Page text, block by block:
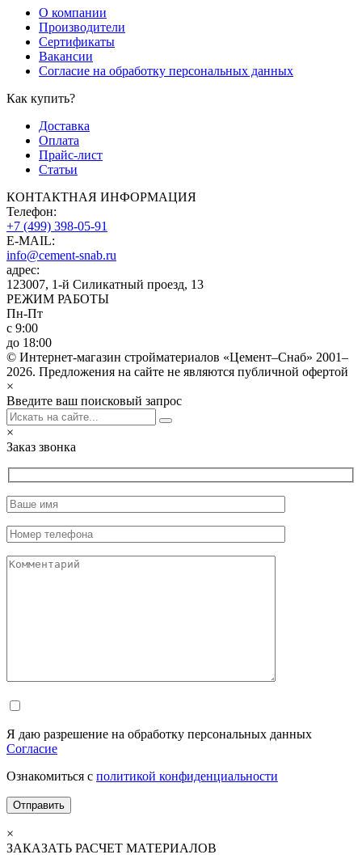
О компании
Производители
Сертификаты
Вакансии
Согласие на обработку персональных данных
Как купить?
Доставка
Оплата
Прайс-лист
Статьи
КОНТАКТНАЯ ИНФОРМАЦИЯ
Телефон:
+7 (499) 398-05-91
E-MAIL:
info@cement-snab.ru
адрес:
123007, 1-й Силикатный проезд, 13
РЕЖИМ РАБОТЫ
Пн-Пт
с 9:00
до 18:00
© Интернет-магазин стройматериалов «Цемент–Снаб» 2001–
2026. Предложения на сайте не являются публичной офертой
×
Введите ваш поисковый запрос
×
Заказ звонка
Я даю разрешение на обработку персональных данных
Согласие
Ознакомиться с политикой конфиденциальности
×
ЗАКАЗАТЬ РАСЧЕТ МАТЕРИАЛОВ